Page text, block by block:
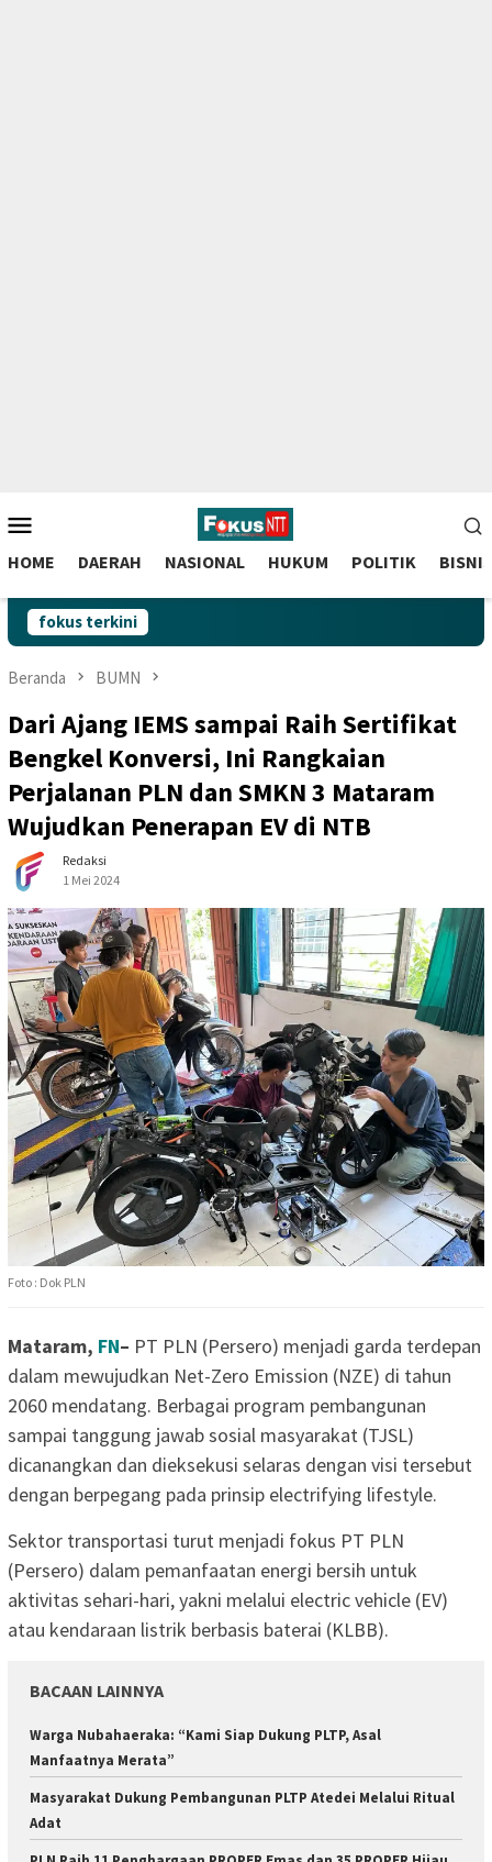
to
contentMobile
HOME DAERAH NASIONAL HUKUM POLITIK BISNIS
fokus terkini
Beranda BUMN
Dari Ajang IEMS sampai Raih Sertifikat
Bengkel Konversi, Ini Rangkaian
Perjalanan PLN dan SMKN 3 Mataram
Wujudkan Penerapan EV di NTB
Redaksi
1 Mei 2024
Foto : Dok PLN
Mataram, FN– PT PLN (Persero) menjadi garda terdepan
dalam mewujudkan Net-Zero Emission (NZE) di tahun
2060 mendatang. Berbagai program pembangunan
sampai tanggung jawab sosial masyarakat (TJSL)
dicanangkan dan dieksekusi selaras dengan visi tersebut
dengan berpegang pada prinsip electrifying lifestyle.
Sektor transportasi turut menjadi fokus PT PLN
(Persero) dalam pemanfaatan energi bersih untuk
aktivitas sehari-hari, yakni melalui electric vehicle (EV)
atau kendaraan listrik berbasis baterai (KLBB).
BACAAN LAINNYA
Warga Nubahaeraka: “Kami Siap Dukung PLTP, Asal
Manfaatnya Merata”
Masyarakat Dukung Pembangunan PLTP Atedei Melalui Ritual
Adat